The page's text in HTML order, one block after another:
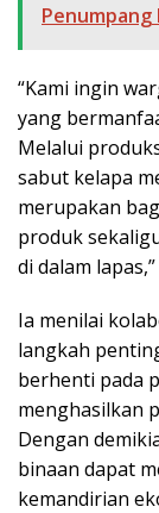
Penumpang
“Kami ingin
yang
Melalui
sabut kelapa
merupakan
produk
di dalam
Ia menilai
langkah
berhenti pada
menghasilkan
Dengan
binaan dapat
kemandirian